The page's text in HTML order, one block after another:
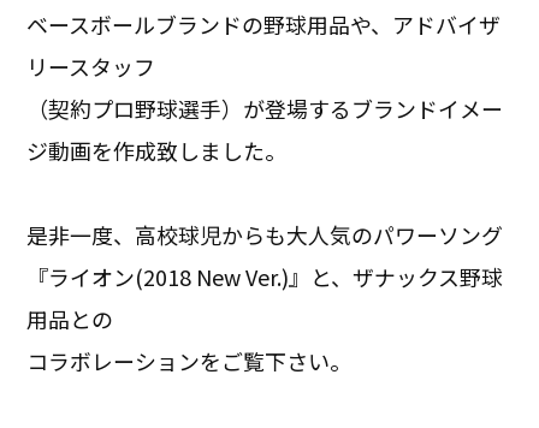
ベースボールブランドの野球用品や、アドバイザ
リースタッフ
（契約プロ野球選手）が登場するブランドイメー
ジ動画を作成致しました。
是非一度、高校球児からも大人気のパワーソング
『ライオン(2018 New Ver.)』と、ザナックス野球
用品との
コラボレーションをご覧下さい。